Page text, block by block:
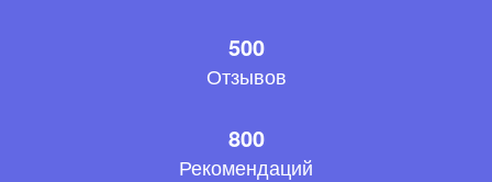
500
Отзывов
800
Рекомендаций